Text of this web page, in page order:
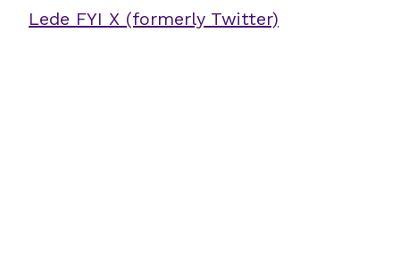
Lede FYI X (formerly Twitter)